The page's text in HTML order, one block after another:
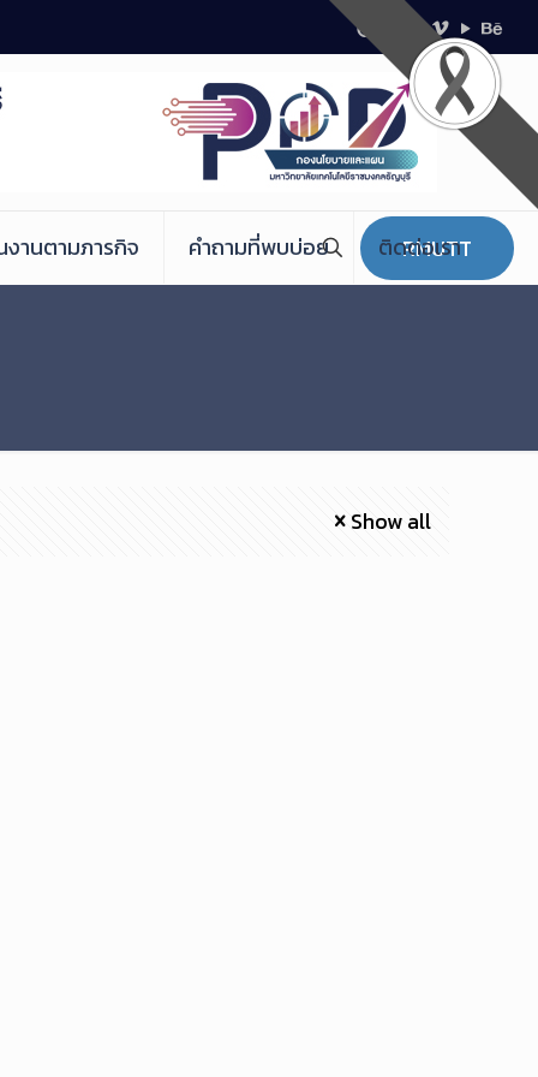
งานตามภารกิจ คำถามที่พบบ่อย ติดต่อเรา
RMUTT
Show all